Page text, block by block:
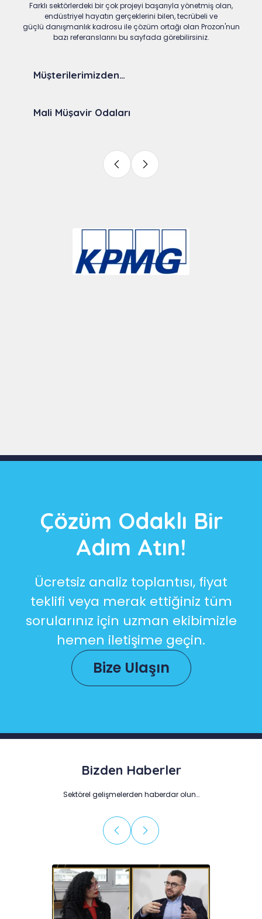
Farklı sektörlerdeki bir çok projeyi başarıyla yönetmiş olan,
endüstriyel hayatın gerçeklerini bilen, tecrübeli ve
güçlü danışmanlık kadrosu ile çözüm ortağı olan Prozon'nun
bazı referanslarını bu sayfada görebilirsiniz.
Müşterilerimizden…
Mali Müşavir Odaları
Çözüm Odaklı Bir
Adım Atın!
Ücretsiz analiz toplantısı, fiyat
teklifi veya merak ettiğiniz tüm
sorularınız için uzman ekibimizle
hemen iletişime geçin.
Bize Ulaşın
Bizden Haberler
Sektörel gelişmelerden haberdar olun…